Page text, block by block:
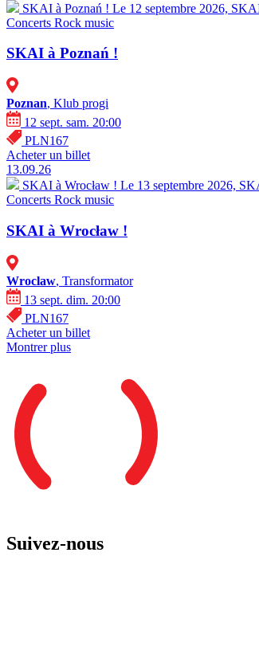
SKAI à Poznań ! Le 12 septembre 2026,
Concerts Rock music
SKAI à Poznań !
Poznan, Klub progi
12 sept. sam. 20:00
PLN167
Acheter un billet
13.09.26
SKAI à Wrocław ! Le 13 septembre 2026,
Concerts Rock music
SKAI à Wrocław !
Wroclaw, Transformator
13 sept. dim. 20:00
PLN167
Acheter un billet
Montrer plus
Suivez-nous